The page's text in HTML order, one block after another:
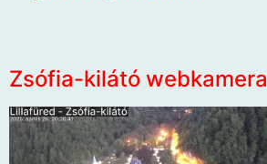
Zsófia-kilátó webkamera